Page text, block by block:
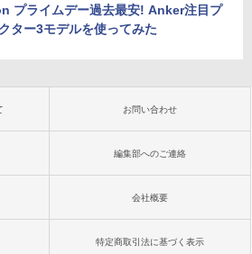
プライムデー過去最安! Anker注目プ
ター3モデルを使ってみた
お問い合わせ
編集部へのご連絡
会社概要
特定商取引法に基づく表示